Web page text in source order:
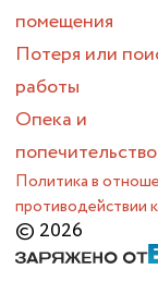
помещения
Потеря или
работы
Опека и
попечительство
Политика в
противодействии
© 2026